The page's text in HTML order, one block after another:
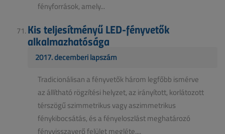
fényforrások, amely...
Kis teljesítményű LED-fényvetők
alkalmazhatósága
2017. decemberi lapszám
Tradicionálisan a fényvetők három legfőbb ismérve
az állítható rögzítési helyzet, az irányított, korlátozott
térszögű szimmetrikus vagy aszimmetrikus
fénykibocsátás, és a fényeloszlást meghatározó
fényvisszaverő felület megléte....